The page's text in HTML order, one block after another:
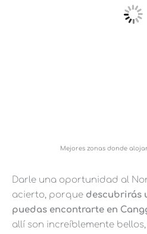
Mejores zonas donde
Darle una oportunidad al
acierto, porque descubrirás
puedas encontrarte en
allí son increíblemente bellos,